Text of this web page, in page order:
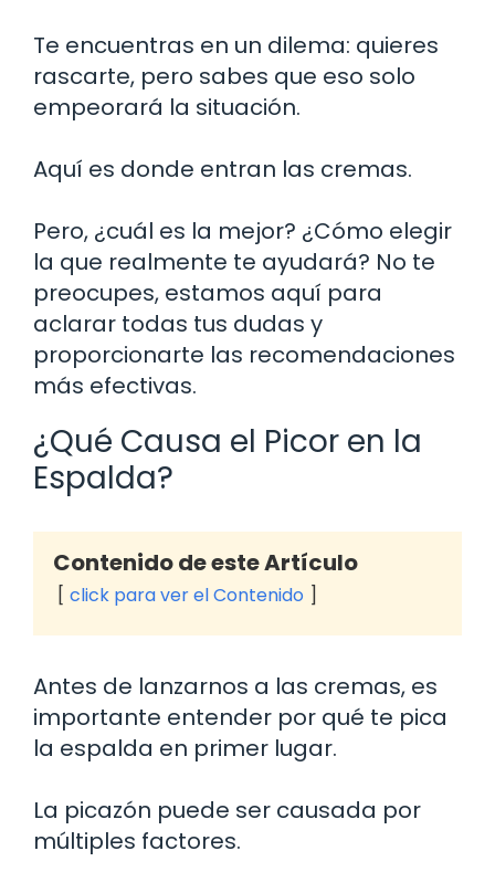
Te encuentras en un dilema: quieres
rascarte, pero sabes que eso solo
empeorará la situación.
Aquí es donde entran las cremas.
Pero, ¿cuál es la mejor? ¿Cómo elegir
la que realmente te ayudará? No te
preocupes, estamos aquí para
aclarar todas tus dudas y
proporcionarte las recomendaciones
más efectivas.
¿Qué Causa el Picor en la
Espalda?
Contenido de este Artículo
click para ver el Contenido
Antes de lanzarnos a las cremas, es
importante entender por qué te pica
la espalda en primer lugar.
La picazón puede ser causada por
múltiples factores.